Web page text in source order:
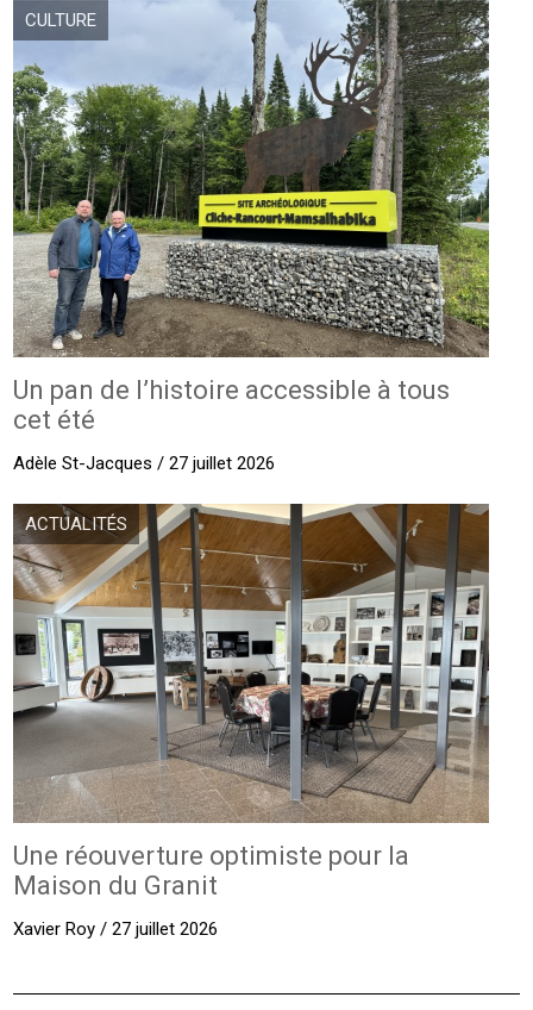
CULTURE
Un pan de l’histoire accessible à tous
cet été
Adèle St-Jacques / 27 juillet 2026
ACTUALITÉS
Une réouverture optimiste pour la
Maison du Granit
Xavier Roy / 27 juillet 2026